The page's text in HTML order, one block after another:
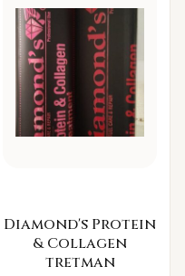
Diamond's Protein
& Collagen
tretman